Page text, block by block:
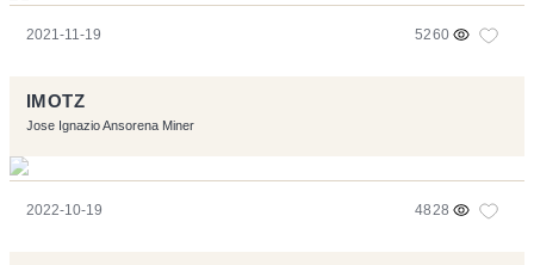
2021-11-19 5260
IMOTZ
Jose Ignazio Ansorena Miner
2022-10-19 4828